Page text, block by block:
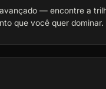
— encontre a
que você quer dominar.